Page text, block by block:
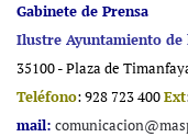
Gabinete de Prensa
Ilustre Ayuntamiento de
35100 - Plaza de
Teléfono: 928 723 400Ext
mail: